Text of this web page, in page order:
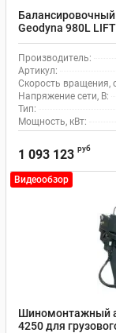
Geodyna 980L
Производитель:
Артикул:
Скорость вращения,
Напряжение сети, В:
Тип:
Мощность, кВт:
1 093 123 руб
Видеообзор
Шиномонтажный
4250 для